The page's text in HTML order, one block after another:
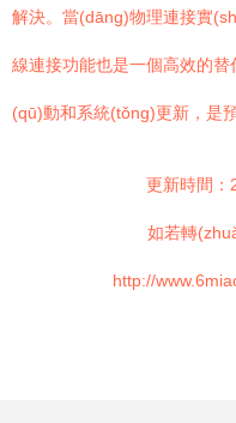
解決。當(dāng)物理連接實
線連接功能也是一個高效的
(qū)動和系統(tǒng)更新，是
更新時間
如若轉
http://